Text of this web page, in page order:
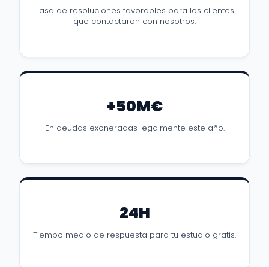
Tasa de resoluciones favorables para los clientes
que contactaron con nosotros.
+50M€
En deudas exoneradas legalmente este año.
24H
Tiempo medio de respuesta para tu estudio gratis.